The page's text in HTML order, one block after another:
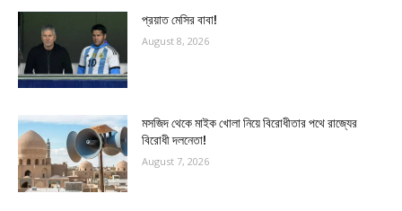
প্রয়াত মেসির বাবা!
August 8, 2026
মসজিদ থেকে মাইক খোলা নিয়ে বিরোধীতার পথে রাজ্যের
বিরোধী দলনেতা!
August 7, 2026